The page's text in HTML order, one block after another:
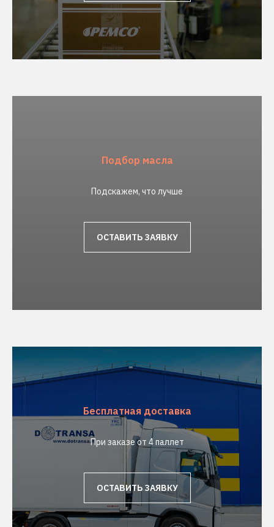
Подбор масла
Подскажем, что лучше
ОСТАВИТЬ ЗАЯВКУ
Бесплатная доставка
При заказе от 4 паллет
ОСТАВИТЬ ЗАЯВКУ